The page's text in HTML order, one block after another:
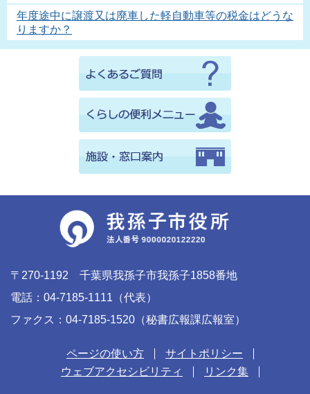
年度途中に譲渡又は廃車した軽自動車等の税金はどうな
りますか？
〒270-1192 千葉県我孫子市我孫子1858番地
電話：04-7185-1111（代表）
ファクス：04-7185-1520（秘書広報課広報室）
ページの使い方
サイトポリシー
ウェブアクセシビリティ
リンク集